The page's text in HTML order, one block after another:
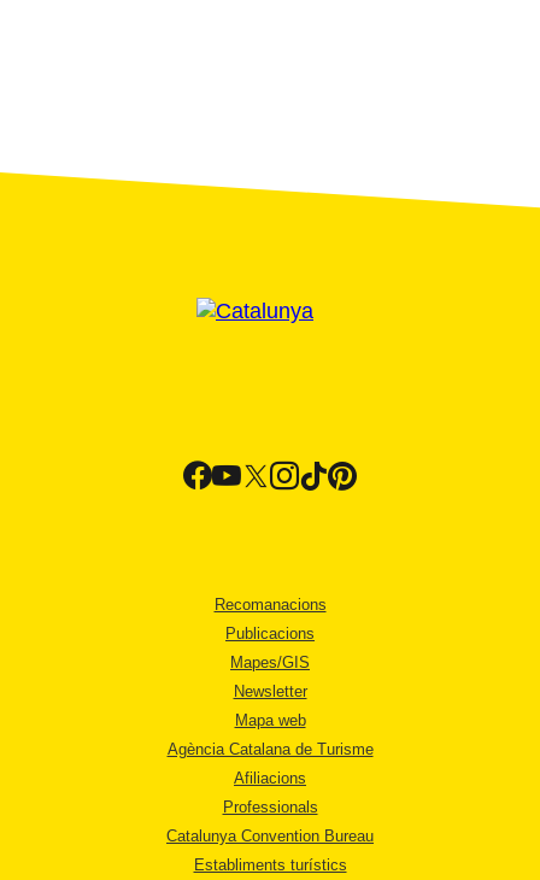
Recomanacions
Publicacions
Mapes/GIS
Newsletter
Mapa web
Agència Catalana de Turisme
Afiliacions
Professionals
Catalunya Convention Bureau
Establiments turístics